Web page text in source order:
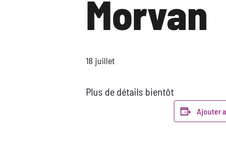
Morvan
18 juillet
Plus de détails bientôt
Ajouter